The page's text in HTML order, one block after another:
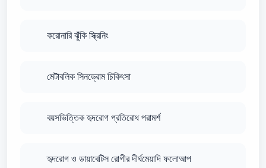
করোনারি ঝুঁকি স্ক্রিনিং
মেটাবলিক সিনড্রোম চিকিৎসা
বয়সভিত্তিক হৃদরোগ প্রতিরোধ পরামর্শ
হৃদরোগ ও ডায়াবেটিস রোগীর দীর্ঘমেয়াদি ফলোআপ